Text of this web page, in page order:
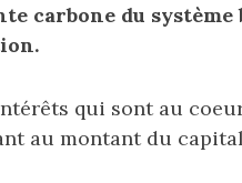
carbone du
qui sont au
au montant du